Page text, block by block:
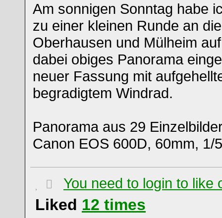
Am sonnigen Sonntag habe
zu einer kleinen Runde an
Oberhausen und Mülheim
dabei obiges Panorama
neuer Fassung mit
begradigtem Windrad.
Panorama aus 29
Canon EOS 600D, 60mm, 1/
You need to login to like
Liked 12 times